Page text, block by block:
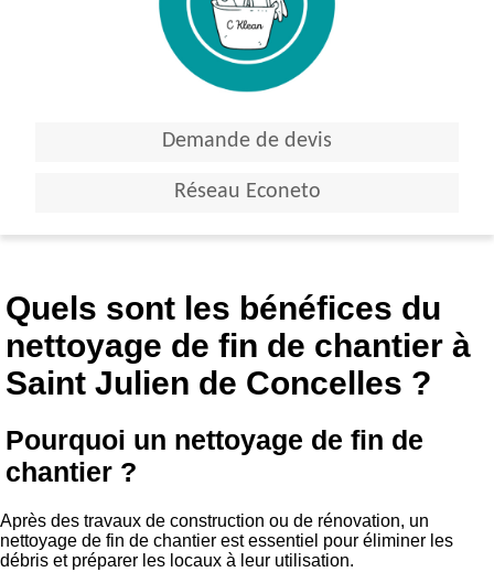
Demande de devis
Réseau Econeto
Quels sont les bénéfices du
nettoyage de fin de chantier à
Saint Julien de Concelles ?
Pourquoi un nettoyage de fin de
chantier ?
Après des travaux de construction ou de rénovation, un
nettoyage de fin de chantier est essentiel pour éliminer les
débris et préparer les locaux à leur utilisation.